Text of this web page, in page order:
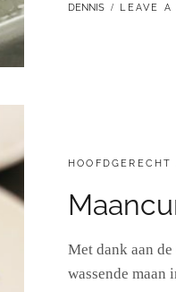
BY
DENNIS LEAVE A
CATEGORIES:
HOOFDGERECHT
Met dank aan
wassende maan